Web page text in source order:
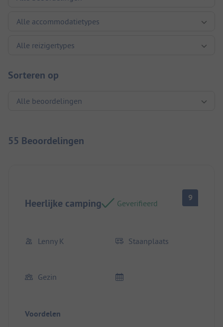
Sorteren op
55 Beoordelingen
Heerlijke camping Geverifieerd
9
Lenny K Staanplaats
Gezin
Voordelen